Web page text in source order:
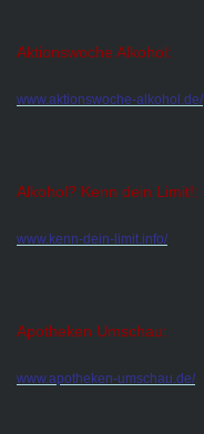
Aktionswoche Alkohol:
www.aktionswoche-alkohol.de/
Alkohol? Kenn dein Limit!:
www.kenn-dein-limit.info/
Apotheken Umschau:
www.apotheken-umschau.de/